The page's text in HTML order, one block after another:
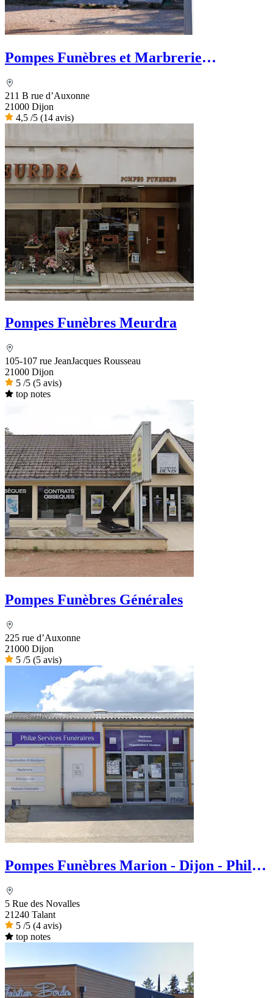
Pompes Funèbres et Marbrerie
211 B rue d’Auxonne
21000 Dijon
4,5 /5 (14 avis)
Pompes Funèbres Meurdra
105-107 rue JeanJacques Rousseau
21000 Dijon
5 /5 (5 avis)
top notes
Pompes Funèbres Générales
225 rue d’Auxonne
21000 Dijon
5 /5 (5 avis)
Pompes Funèbres Marion - Dijon - Philae
5 Rue des Novalles
21240 Talant
5 /5 (4 avis)
top notes